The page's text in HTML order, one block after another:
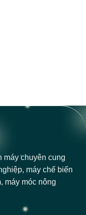
máy chuyên cung
máy chế biến
máy móc nông